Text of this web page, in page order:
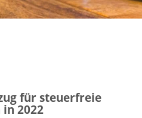
für steuerfreie
2022